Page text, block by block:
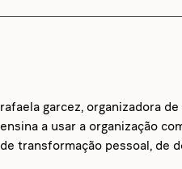
rafaela garcez, organizadora
ensina a usar a organização
de transformação pessoal, de